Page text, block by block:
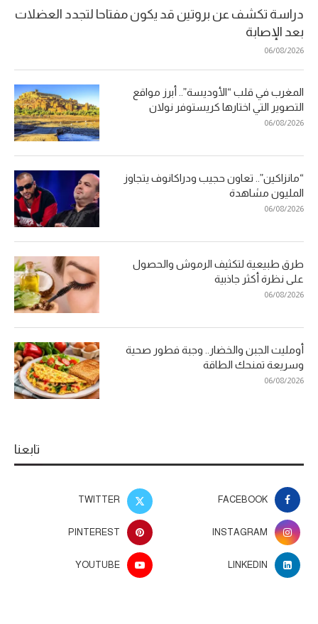
دراسة تكشف عن بروتين قد يكون مفتاحا لتجدد العضلات
بعد الإصابة
06/08/2026
المغرب في قلب “الأوديسة”.. أبرز مواقع
التصوير التي اختارها كريستوفر نولان
06/08/2026
“مانزاكين”.. تعاون حجيب ودراكانوف يتجاوز
المليون مشاهدة
06/08/2026
طرق طبيعية لتكثيف الرموش والحصول
على نظرة أكثر جاذبية
06/08/2026
أومليت الجبن والخضار.. وجبة فطور صحية
وسريعة تمنحك الطاقة
06/08/2026
تابعنا
FACEBOOK
TWITTER
INSTAGRAM
PINTEREST
LINKEDIN
YOUTUBE